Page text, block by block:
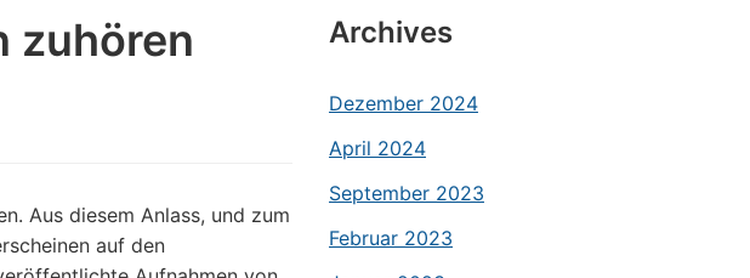
zuhören
Aus diesem Anlass, und zum
auf den
Archives
Dezember 2024
April 2024
September 2023
Februar 2023